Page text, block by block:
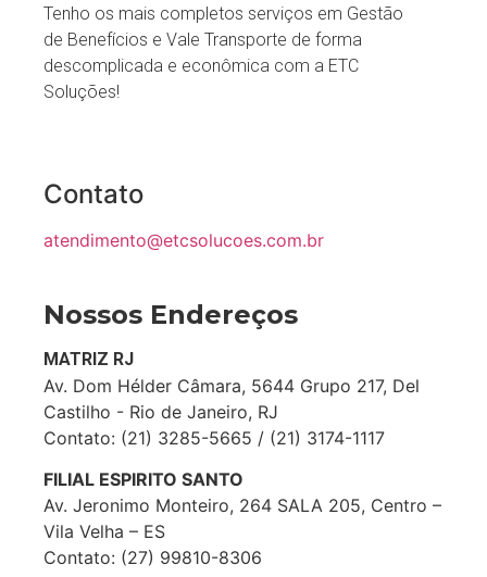
Tenho os mais completos serviços em Gestão
de Benefícios e Vale Transporte de forma
descomplicada e econômica com a ETC
Soluções!
Contato
atendimento@etcsolucoes.com.br
Nossos Endereços
MATRIZ RJ
Av. Dom Hélder Câmara, 5644 Grupo 217, Del
Castilho - Rio de Janeiro, RJ
Contato: (21) 3285-5665 / (21) 3174-1117
FILIAL ESPIRITO SANTO
Av. Jeronimo Monteiro, 264 SALA 205, Centro –
Vila Velha – ES
Contato: (27) 99810-8306